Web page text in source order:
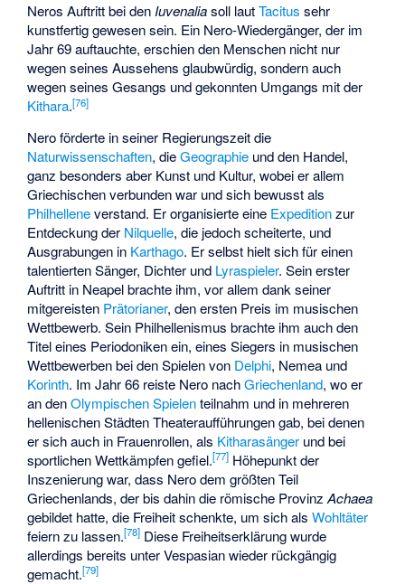
Neros Auftritt bei denIuvenaliasoll lautTacitus sehr
kunstfertig gewesen sein. Ein Nero-Wiedergänger, der im
Jahr 69 auftauchte, erschien den Menschen nicht nur
wegen seines Aussehens glaubwürdig, sondern auch
wegen seines Gesangs und gekonnten Umgangs mit der
Kithara.[76]
Nero förderte in seiner Regierungszeit die
Naturwissenschaften, dieGeographie und den Handel,
ganz besonders aber Kunst und Kultur, wobei er allem
Griechischen verbunden war und sich bewusst als
Philhelleneverstand. Er organisierte eine Expeditionzur
Entdeckung der Nilquelle, die jedoch scheiterte, und
Ausgrabungen in Karthago. Er selbst hielt sich für einen
talentierten Sänger, Dichter und Lyraspieler. Sein erster
Auftritt in Neapel brachte ihm, vor allem dank seiner
mitgereisten Prätorianer, den ersten Preis im musischen
Wettbewerb. Sein Philhellenismus brachte ihm auch den
Titel eines Periodoniken ein, eines Siegers in musischen
Wettbewerben bei den Spielen von Delphi, Nemea und
Korinth. Im Jahr 66 reiste Nero nachGriechenland, wo er
an denOlympischen Spielenteilnahm und in mehreren
hellenischen Städten Theateraufführungen gab, bei denen
er sich auch in Frauenrollen, als Kitharasänger und bei
sportlichen Wettkämpfen gefiel.[77] Höhepunkt der
Inszenierung war, dass Nero dem größten Teil
Griechenlands, der bis dahin die römische ProvinzAchaea
gebildet hatte, die Freiheit schenkte, um sich alsWohltäter
feiern zu lassen.[78] Diese Freiheitserklärung wurde
allerdings bereits unter Vespasian wieder rückgängig
gemacht.[79]